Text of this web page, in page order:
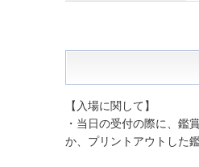
【入場に関して】
・当日の受付の際に、鑑
か、プリントアウトした